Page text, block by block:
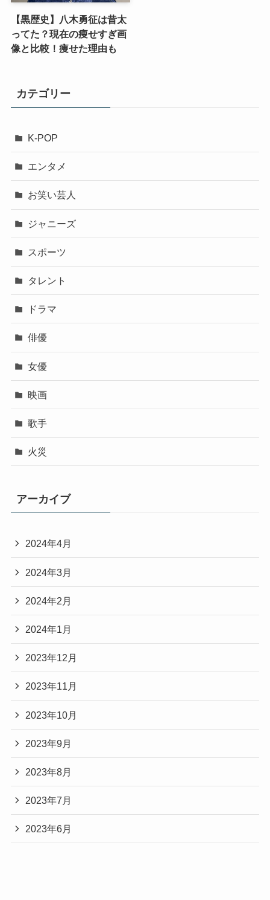
【黒歴史】八木勇征は昔太
ってた？現在の痩せすぎ画
像と比較！痩せた理由も
カテゴリー
K-POP
エンタメ
お笑い芸人
ジャニーズ
スポーツ
タレント
ドラマ
俳優
女優
映画
歌手
火災
アーカイブ
2024年4月
2024年3月
2024年2月
2024年1月
2023年12月
2023年11月
2023年10月
2023年9月
2023年8月
2023年7月
2023年6月